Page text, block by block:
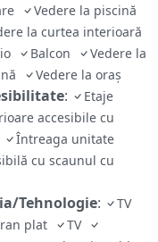
Vedere la piscină
la curtea interioară
Balcon
Vedere la
Vedere la oraș
:
Etaje
accesibile cu
Întreaga unitate
cu scaunul cu
Tehnologie:
TV
plat
TV